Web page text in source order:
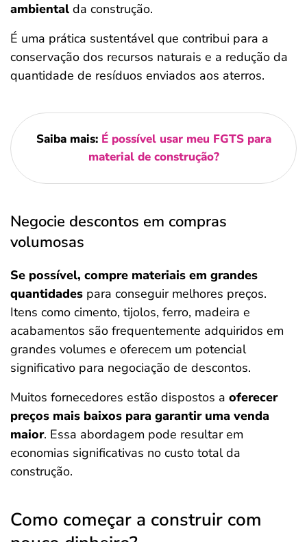
ambiental da construção.
É uma prática sustentável que contribui para a
conservação dos recursos naturais e a redução da
quantidade de resíduos enviados aos aterros.
Saiba mais: É possível usar meu FGTS para
material de construção?
Negocie descontos em compras
volumosas
Se possível, compre materiais em grandes
quantidades para conseguir melhores preços.
Itens como cimento, tijolos, ferro, madeira e
acabamentos são frequentemente adquiridos em
grandes volumes e oferecem um potencial
significativo para negociação de descontos.
Muitos fornecedores estão dispostos a oferecer
preços mais baixos para garantir uma venda
maior. Essa abordagem pode resultar em
economias significativas no custo total da
construção.
Como começar a construir com